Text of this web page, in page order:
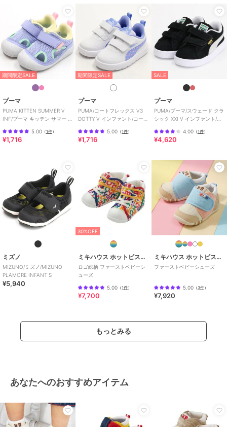
サイズ 5サイズ展開
素材
白/赤/インディゴブルー/黒：（皮
革部分） 合成皮革、（底材の種
類） ゴム底
商品のお取り扱い方法
原産国
期間限定SALE
プーマ
PUMA KITTEN SUMMER V
INF/プーマ キッテン サマー V
5.00 （1件）
¥1,716
期間限定SALE
プーマ
PUMA/コートフレックス V3
DOTTY V インファント/コート
5.00 （1件）
¥1,716
SALE
プーマ
PUMA/プーマ/スウェード クラ
シック XXI V インファント/ベ
4.00（1件）
¥4,620
ミズノ
MIZUNO/ミズノ/MIZUNO
PLAMORE INFANT S
¥5,940
30%OFF
ミキハウス ホットビスケッツ
ロゴ総柄 ファーストベビーシ
ューズ
5.00 （1件）
¥7,700
ミキハウス ホットビスケッツ
ファーストベビーシューズ
5.00（3件）
¥7,920
もっとみる
あなたへのおすすめアイテム